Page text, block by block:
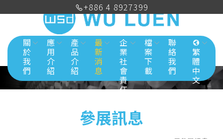
關
於
我
們
應
用
介
紹
產
品
介
紹
最
新
消
息
企
業
社
會
責
任
檔
案
下
載
聯
絡
我
們
繁
體
中
文
參展訊息
+886 4 8927399